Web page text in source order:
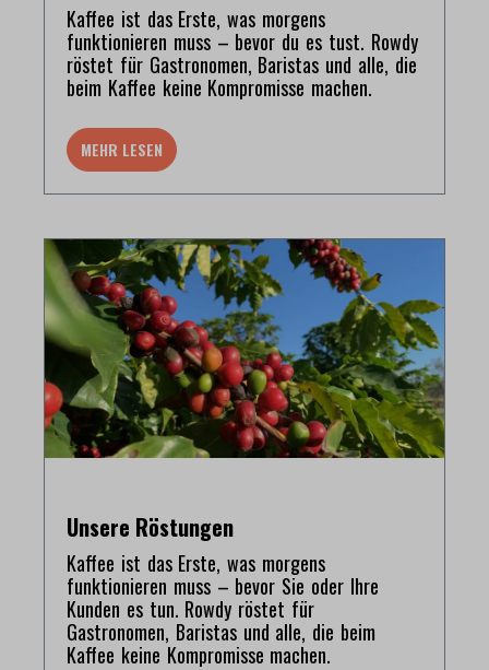
Kaffee ist das Erste, was morgens
funktionieren muss – bevor du es tust. Rowdy
röstet für Gastronomen, Baristas und alle, die
beim Kaffee keine Kompromisse machen.
MEHR LESEN
Unsere Röstungen
Kaffee ist das Erste, was morgens
funktionieren muss – bevor Sie oder Ihre
Kunden es tun. Rowdy röstet für
Gastronomen, Baristas und alle, die beim
Kaffee keine Kompromisse machen.